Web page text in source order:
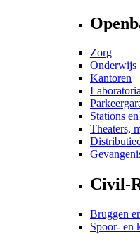
Zorg
Onderwijs
Kantoren
Stations
Theaters,
Civil-
Bruggen
Spoor- en